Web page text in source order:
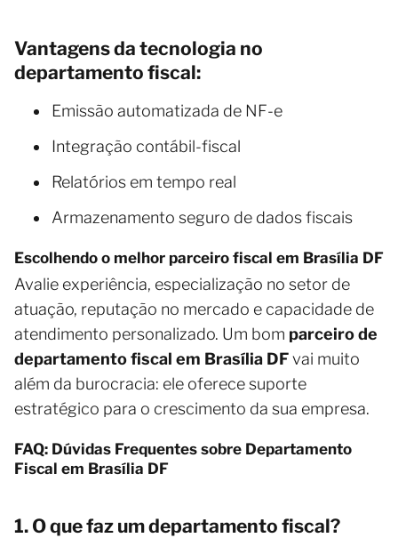
Vantagens da tecnologia no
departamento fiscal:
Emissão automatizada de NF-e
Integração contábil-fiscal
Relatórios em tempo real
Armazenamento seguro de dados fiscais
Escolhendo o melhor parceiro fiscal em Brasília DF
Avalie experiência, especialização no setor de
atuação, reputação no mercado e capacidade de
atendimento personalizado. Um bom parceiro de
departamento fiscal em Brasília DFvai muito
além da burocracia: ele oferece suporte
estratégico para o crescimento da sua empresa.
FAQ: Dúvidas Frequentes sobre Departamento
Fiscal em Brasília DF
1. O que faz um departamento fiscal?